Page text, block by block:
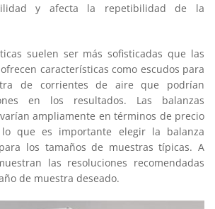
y afecta la repetibilidad de la
suelen ser más sofisticadas que las
características como escudos para
de corrientes de aire que podrían
en los resultados. Las balanzas
ampliamente en términos de precio
que es importante elegir la balanza
los tamaños de muestras típicas. A
las resoluciones recomendadas
de muestra deseado.